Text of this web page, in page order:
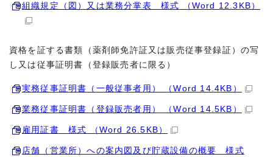
組織規定（図）又は業務分掌表 様式 （Word 12.3KB）
資格を証する書類（薬剤師免許証又は販売従事登録証）の写
し又は従事証明書（登録販売者に限る）
実務従事証明書（一般従事者用） （Word 14.4KB）
業務従事証明書（登録販売者用） （Word 14.5KB）
雇用証書 様式 （Word 26.5KB）
店舗（営業所）への案内図及び貯蔵設備の概要 様式